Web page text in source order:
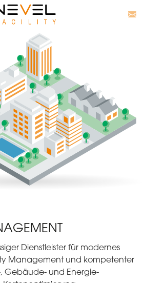
Dienstleister für modernes
Management und kompetenter
, Gebäude- und Energie­